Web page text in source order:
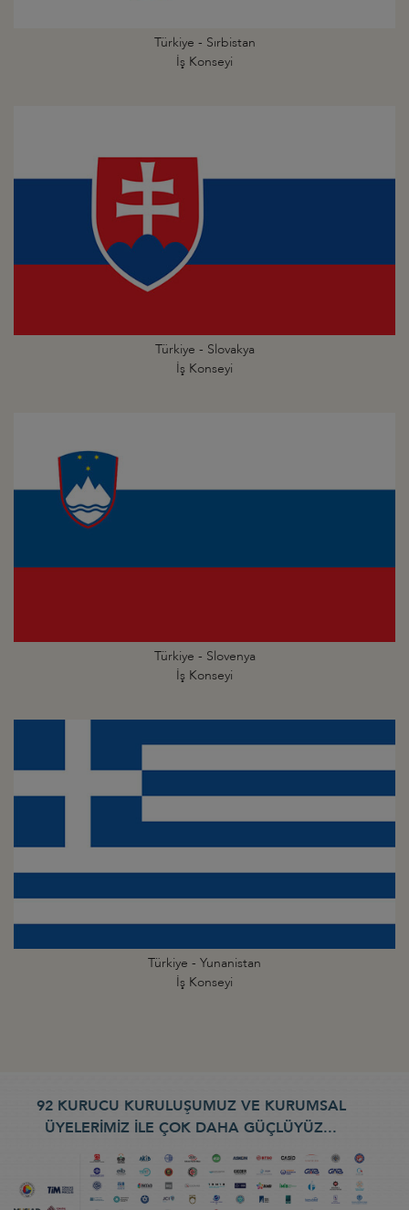
Türkiye - Sırbistan
İş Konseyi
Türkiye - Slovakya
İş Konseyi
Türkiye - Slovenya
İş Konseyi
Türkiye - Yunanistan
İş Konseyi
92 KURUCU KURULUŞUMUZ VE KURUMSAL
ÜYELERİMİZ İLE ÇOK DAHA GÜÇLÜYÜZ...